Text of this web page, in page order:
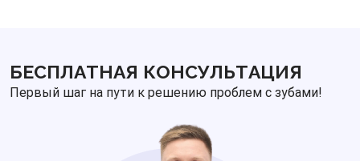
БЕСПЛАТНАЯ КОНСУЛЬТАЦИЯ
Первый шаг на пути к решению проблем с зубами!